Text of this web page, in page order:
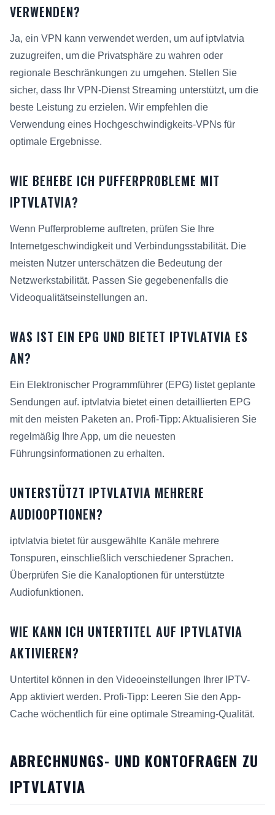
VERWENDEN?
Ja, ein VPN kann verwendet werden, um auf iptvlatvia
zuzugreifen, um die Privatsphäre zu wahren oder
regionale Beschränkungen zu umgehen. Stellen Sie
sicher, dass Ihr VPN-Dienst Streaming unterstützt, um die
beste Leistung zu erzielen. Wir empfehlen die
Verwendung eines Hochgeschwindigkeits-VPNs für
optimale Ergebnisse.
WIE BEHEBE ICH PUFFERPROBLEME MIT
IPTVLATVIA?
Wenn Pufferprobleme auftreten, prüfen Sie Ihre
Internetgeschwindigkeit und Verbindungsstabilität. Die
meisten Nutzer unterschätzen die Bedeutung der
Netzwerkstabilität. Passen Sie gegebenenfalls die
Videoqualitätseinstellungen an.
WAS IST EIN EPG UND BIETET IPTVLATVIA ES
AN?
Ein Elektronischer Programmführer (EPG) listet geplante
Sendungen auf. iptvlatvia bietet einen detaillierten EPG
mit den meisten Paketen an. Profi-Tipp: Aktualisieren Sie
regelmäßig Ihre App, um die neuesten
Führungsinformationen zu erhalten.
UNTERSTÜTZT IPTVLATVIA MEHRERE
AUDIOOPTIONEN?
iptvlatvia bietet für ausgewählte Kanäle mehrere
Tonspuren, einschließlich verschiedener Sprachen.
Überprüfen Sie die Kanaloptionen für unterstützte
Audiofunktionen.
WIE KANN ICH UNTERTITEL AUF IPTVLATVIA
AKTIVIEREN?
Untertitel können in den Videoeinstellungen Ihrer IPTV-
App aktiviert werden. Profi-Tipp: Leeren Sie den App-
Cache wöchentlich für eine optimale Streaming-Qualität.
ABRECHNUNGS- UND KONTOFRAGEN ZU
IPTVLATVIA